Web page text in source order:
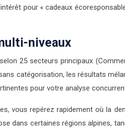
pour « cadeaux
niveaux
25 secteurs principaux
catégorisation, les résultats
pour votre analyse
vous repérez rapidement où la
dans certaines régions alpines,